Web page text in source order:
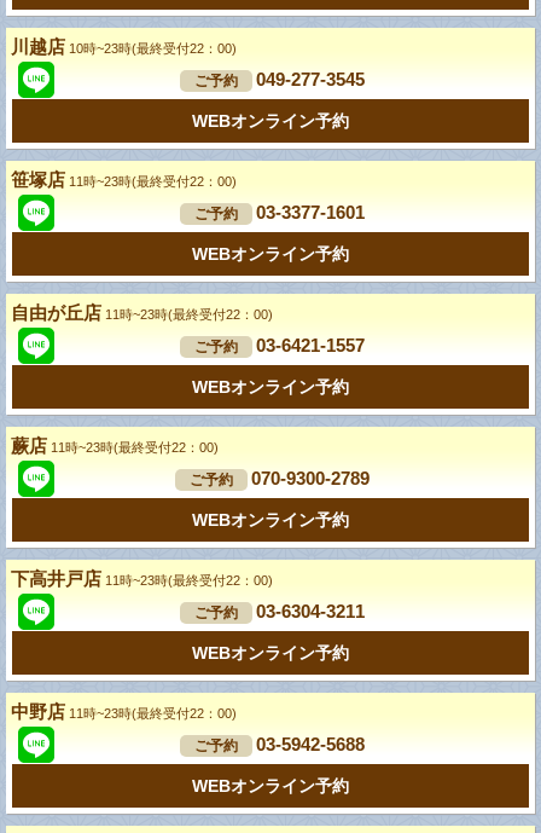
川越店 10時~23時(最終受付22：00)
ご予約 049-277-3545
WEBオンライン予約
笹塚店 11時~23時(最終受付22：00)
ご予約 03-3377-1601
WEBオンライン予約
自由が丘店 11時~23時(最終受付22：00)
ご予約 03-6421-1557
WEBオンライン予約
蕨店 11時~23時(最終受付22：00)
ご予約 070-9300-2789
WEBオンライン予約
下高井戸店 11時~23時(最終受付22：00)
ご予約 03-6304-3211
WEBオンライン予約
中野店 11時~23時(最終受付22：00)
ご予約 03-5942-5688
WEBオンライン予約